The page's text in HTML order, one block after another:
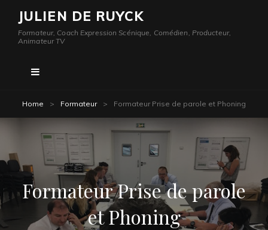
JULIEN DE RUYCK
Formateur, Coach Expression Scénique, Comédien, Producteur,
Animateur TV
Home > Formateur > Formateur Prise de parole et Phoning
Formateur Prise de parole
et Phoning